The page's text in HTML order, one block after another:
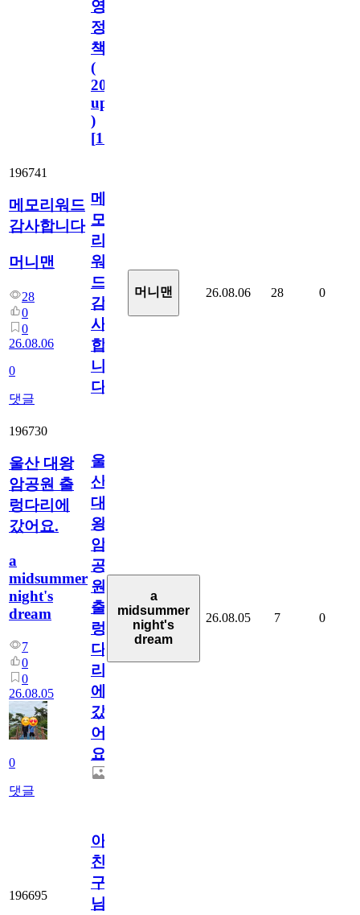
영
정
책
(
2023.11.1
update
)
[110
196741
메모리워드
감사합니다
머니맨
28
0
0
26.08.06
0
댓글
메
모
리
워
드
감
사
합
니
다
머니맨 26.08.06 28 0
196730
울산 대왕
암공원 출
렁다리에
갔어요.
a
midsummer
night's
dream
7
0
0
26.08.05
0
댓글
울
산
대
왕
암
공
원
출
렁
다
리
에
갔
어
요.
a
midsummer
night's
dream
26.08.05 7 0
196695
아.
친
구
님